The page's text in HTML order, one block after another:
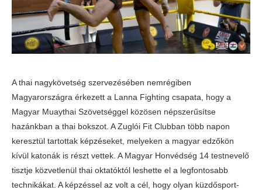
A thai nagykövetség szervezésében nemrégiben
Magyarországra érkezett a Lanna Fighting csapata, hogy a
Magyar Muaythai Szövetséggel közösen népszerűsítse
hazánkban a thai bokszot. A Zuglói Fit Clubban több napon
keresztül tartottak képzéseket, melyeken a magyar edzőkön
kívül katonák is részt vettek. A Magyar Honvédség 14 testnevelő
tisztje közvetlenül thai oktatóktól leshette el a legfontosabb
technikákat. A képzéssel az volt a cél, hogy olyan küzdősport-